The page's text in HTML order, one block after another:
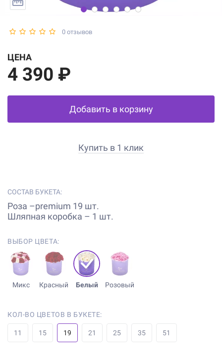
0 отзывов
ЦЕНА
4 390 ₽
Добавить в корзину
Купить в 1 клик
СОСТАВ БУКЕТА:
Роза –premium 19 шт.
Шляпная коробка – 1 шт.
ВЫБОР ЦВЕТА:
Микс Красный Белый Розовый
КОЛ-ВО ЦВЕТОВ В БУКЕТЕ:
11 15 19 21 25 35 51